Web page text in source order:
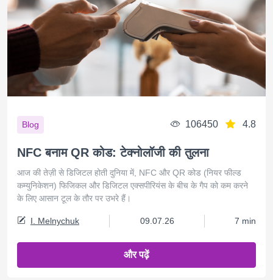
Blog 106450 4.8
NFC बनाम QR कोड: टेक्नोलॉजी की तुलना
आज की तेज़ी से डिजिटल होती दुनिया में, NFC और QR कोड (नियर फील्ड
कम्युनिकेशन) फिजिकल और डिजिटल एक्सपीरियंस के बीच के गैप को कम करने
के लिए आसान टूल के तौर पर उभरे हैं।
I. Melnychuk 09.07.26 7 min
और पढ़ें